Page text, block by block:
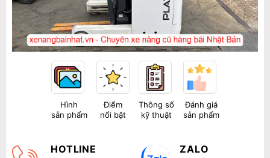
Hình
sản phẩm
Điểm
nổi bật
Thông số
kỹ thuật
Đánh giá
sản phẩm
HOTLINE ZALO